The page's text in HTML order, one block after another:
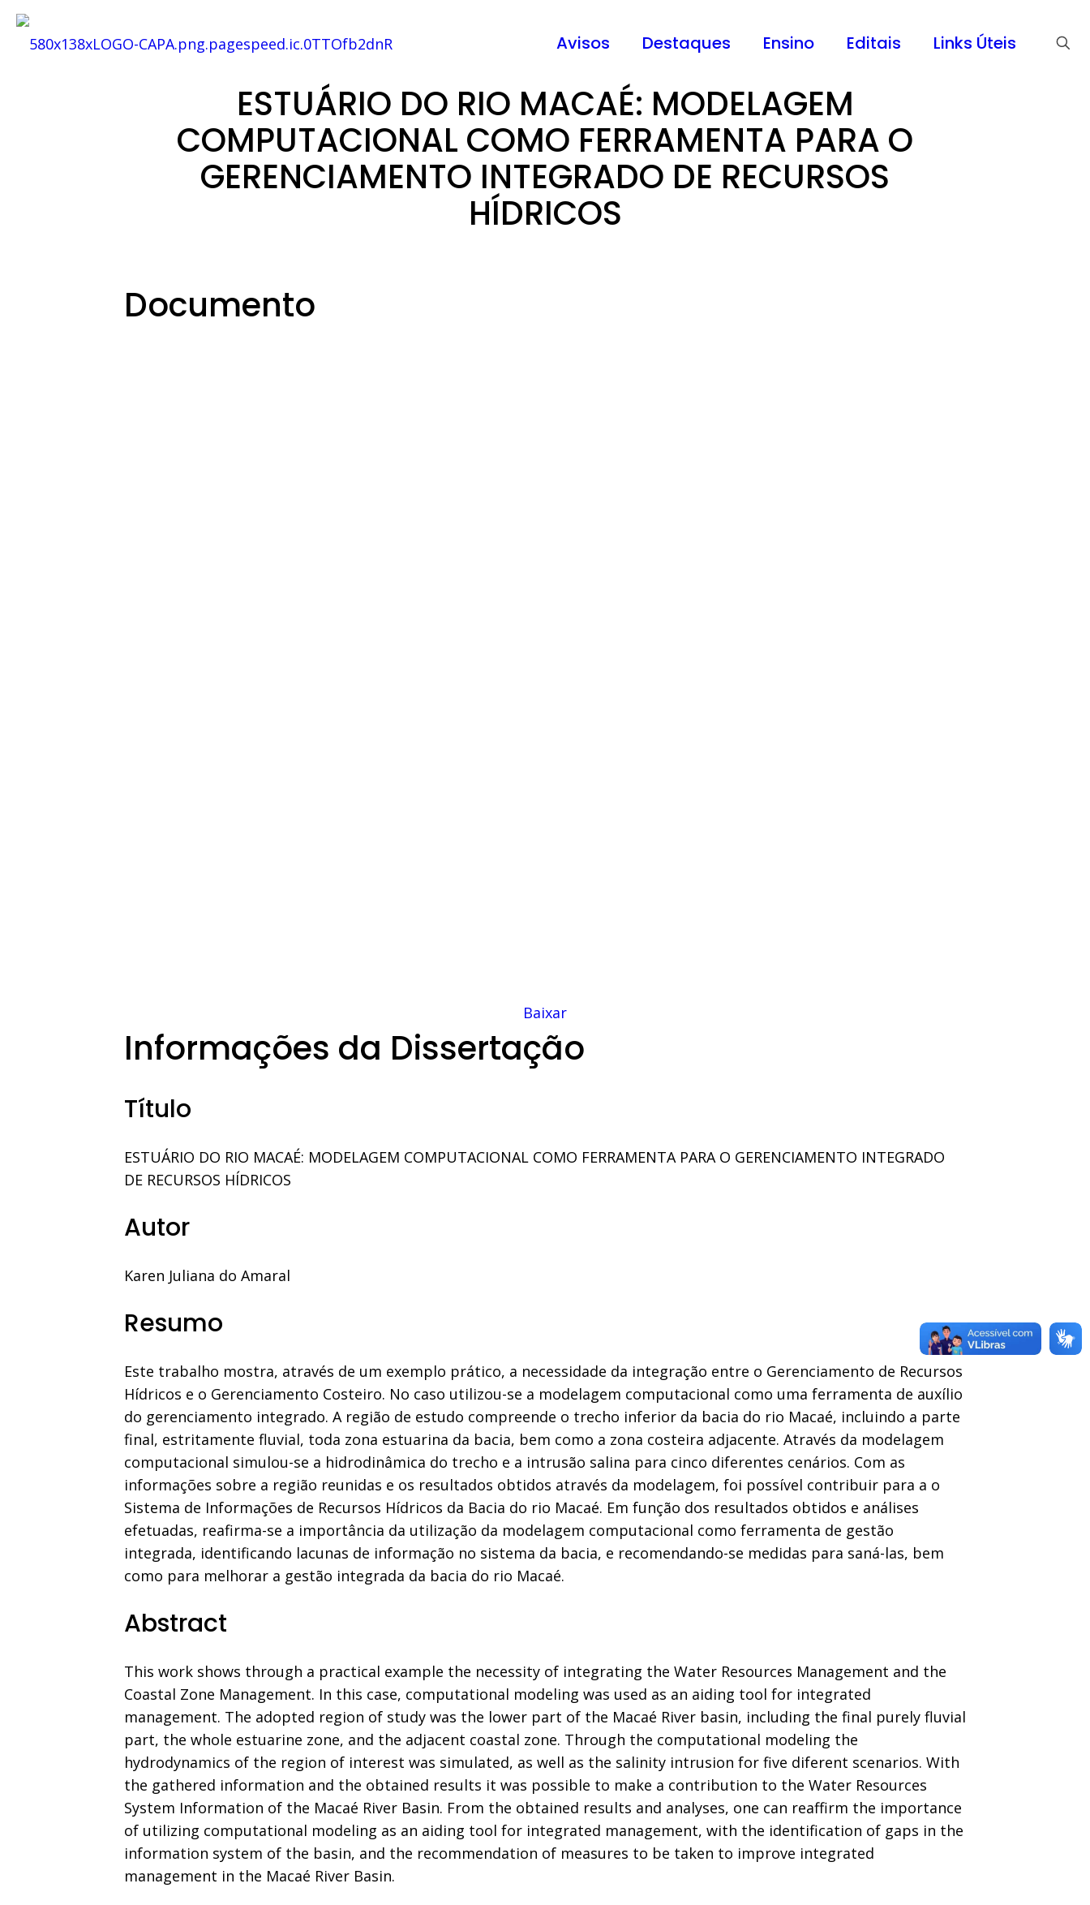
Avisos Destaques Ensino Editais Links Úteis
ESTUÁRIO DO RIO MACAÉ: MODELAGEM
COMPUTACIONAL COMO FERRAMENTA PARA O
GERENCIAMENTO INTEGRADO DE RECURSOS
HÍDRICOS
Documento
Baixar
Informações da Dissertação
Título
ESTUÁRIO DO RIO MACAÉ: MODELAGEM COMPUTACIONAL COMO FERRAMENTA PARA O GERENCIAMENTO INTEGRADO
DE RECURSOS HÍDRICOS
Autor
Karen Juliana do Amaral
Resumo
Este trabalho mostra, através de um exemplo prático, a necessidade da integração entre o Gerenciamento de Recursos
Hídricos e o Gerenciamento Costeiro. No caso utilizou-se a modelagem computacional como uma ferramenta de auxílio
do gerenciamento integrado. A região de estudo compreende o trecho inferior da bacia do rio Macaé, incluindo a parte
final, estritamente fluvial, toda zona estuarina da bacia, bem como a zona costeira adjacente. Através da modelagem
computacional simulou-se a hidrodinâmica do trecho e a intrusão salina para cinco diferentes cenários. Com as
informações sobre a região reunidas e os resultados obtidos através da modelagem, foi possível contribuir para a o
Sistema de Informações de Recursos Hídricos da Bacia do rio Macaé. Em função dos resultados obtidos e análises
efetuadas, reafirma-se a importância da utilização da modelagem computacional como ferramenta de gestão
integrada, identificando lacunas de informação no sistema da bacia, e recomendando-se medidas para saná-las, bem
como para melhorar a gestão integrada da bacia do rio Macaé.
Abstract
This work shows through a practical example the necessity of integrating the Water Resources Management and the
Coastal Zone Management. In this case, computational modeling was used as an aiding tool for integrated
management. The adopted region of study was the lower part of the Macaé River basin, including the final purely fluvial
part, the whole estuarine zone, and the adjacent coastal zone. Through the computational modeling the
hydrodynamics of the region of interest was simulated, as well as the salinity intrusion for five diferent scenarios. With
the gathered information and the obtained results it was possible to make a contribution to the Water Resources
System Information of the Macaé River Basin. From the obtained results and analyses, one can reaffirm the importance
of utilizing computational modeling as an aiding tool for integrated management, with the identification of gaps in the
information system of the basin, and the recommendation of measures to be taken to improve integrated
management in the Macaé River Basin.